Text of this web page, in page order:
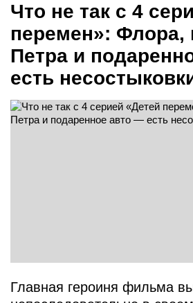
Что не так с 4
перемен»: Флора,
Петра и
есть
Главная героиня фильма